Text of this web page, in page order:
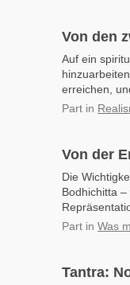
Von den
Auf ein
erreichen,
Part in
Von der
Die
Bodhichitta
Part in Was
Tantra: